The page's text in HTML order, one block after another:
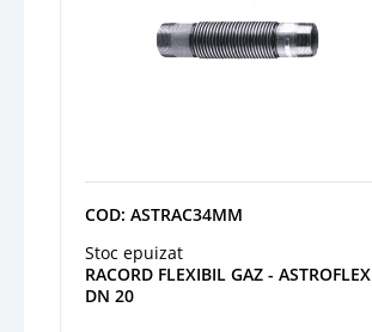
COD: ASTRAC34MM
Stoc epuizat
RACORD FLEXIBIL GAZ - ASTROFLEX
DN 20